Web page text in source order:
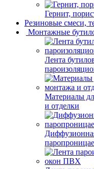
Гернит,
Резиновые смеси,
Монтажные
Лента
Материалы
и отделки